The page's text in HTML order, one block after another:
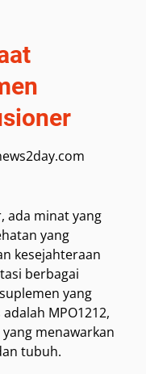
ada minat yang
yang
kesejahteraan
berbagai
yang
MPO1212,
menawarkan
tubuh.